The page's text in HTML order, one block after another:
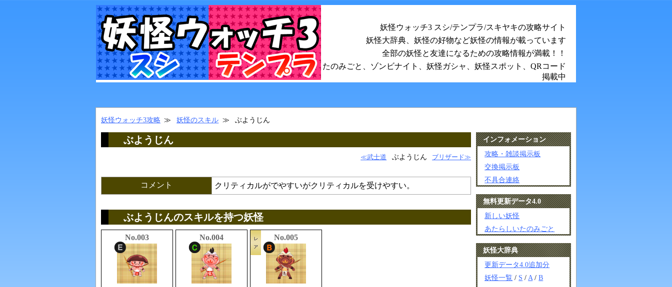
妖怪ウォッチ3 スシ/テンプラ/スキヤキの攻略サイト
妖怪大辞典、妖怪の好物など妖怪の情報が載っています
全部の妖怪と友達になるための攻略情報が満載！！
たのみごと、ゾンビナイト、妖怪ガシャ、妖怪スポット、QRコード
掲載中
妖怪ウォッチ3攻略 妖怪のスキル ぶようじん
ぶようじん
≪武士道 ぶようじん ブリザード≫
コメント クリティカルがでやすいがクリティカルを受けやすい。
ぶようじんのスキルを持つ妖怪
No.003 No.004 No.005
インフォメーション
攻略・雑談掲示板
交換掲示板
不具合連絡
無料更新データ4.0
新しい妖怪
あたらしいたのみごと
妖怪大辞典
更新データ4.0追加分
妖怪一覧 / S / A /B